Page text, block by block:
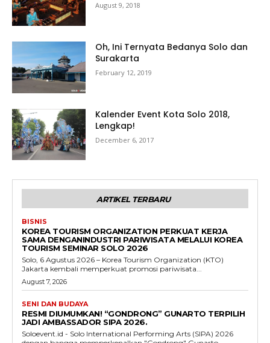
August 9, 2018
Oh, Ini Ternyata Bedanya Solo dan
Surakarta
February 12, 2019
Kalender Event Kota Solo 2018,
Lengkap!
December 6, 2017
ARTIKEL TERBARU
BISNIS
KOREA TOURISM ORGANIZATION PERKUAT KERJA
SAMA DENGANINDUSTRI PARIWISATA MELALUI KOREA
TOURISM SEMINAR SOLO 2026
Solo, 6 Agustus 2026 – Korea Tourism Organization (KTO)
Jakarta kembali memperkuat promosi pariwisata...
August 7, 2026
SENI DAN BUDAYA
RESMI DIUMUMKAN! “GONDRONG” GUNARTO TERPILIH
JADI AMBASSADOR SIPA 2026.
Soloevent.id - Solo International Performing Arts (SIPA) 2026